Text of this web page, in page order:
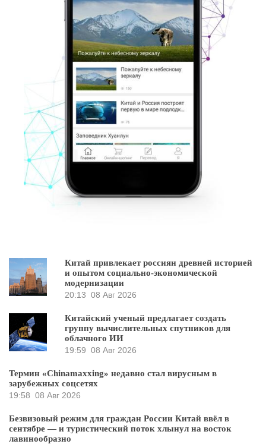
Китай привлекает россиян древней историей
и опытом социально-экономической
модернизации
20:13 08 Авг 2026
Китайский ученый предлагает создать
группу вычислительных спутников для
облачного ИИ
19:59 08 Авг 2026
Термин «Chinamaxxing» недавно стал вирусным в
зарубежных соцсетях
19:58 08 Авг 2026
Безвизовый режим для граждан России Китай ввёл в
сентябре — и туристический поток хлынул на восток
лавинообразно